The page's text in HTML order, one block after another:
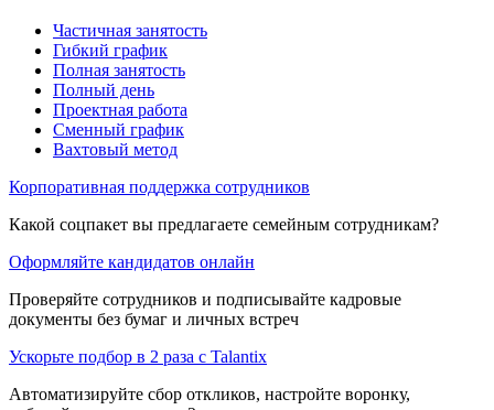
Частичная занятость
Гибкий график
Полная занятость
Полный день
Проектная работа
Сменный график
Вахтовый метод
Корпоративная поддержка сотрудников
Какой соцпакет вы предлагаете семейным сотрудникам?
Оформляйте кандидатов онлайн
Проверяйте сотрудников и подписывайте кадровые
документы без бумаг и личных встреч
Ускорьте подбор в 2 раза с Talantix
Автоматизируйте сбор откликов, настройте воронку,